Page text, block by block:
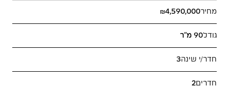
מחיר₪4,590,000
גודל90 מ"ר
חדר/י שינה3
חדרים2